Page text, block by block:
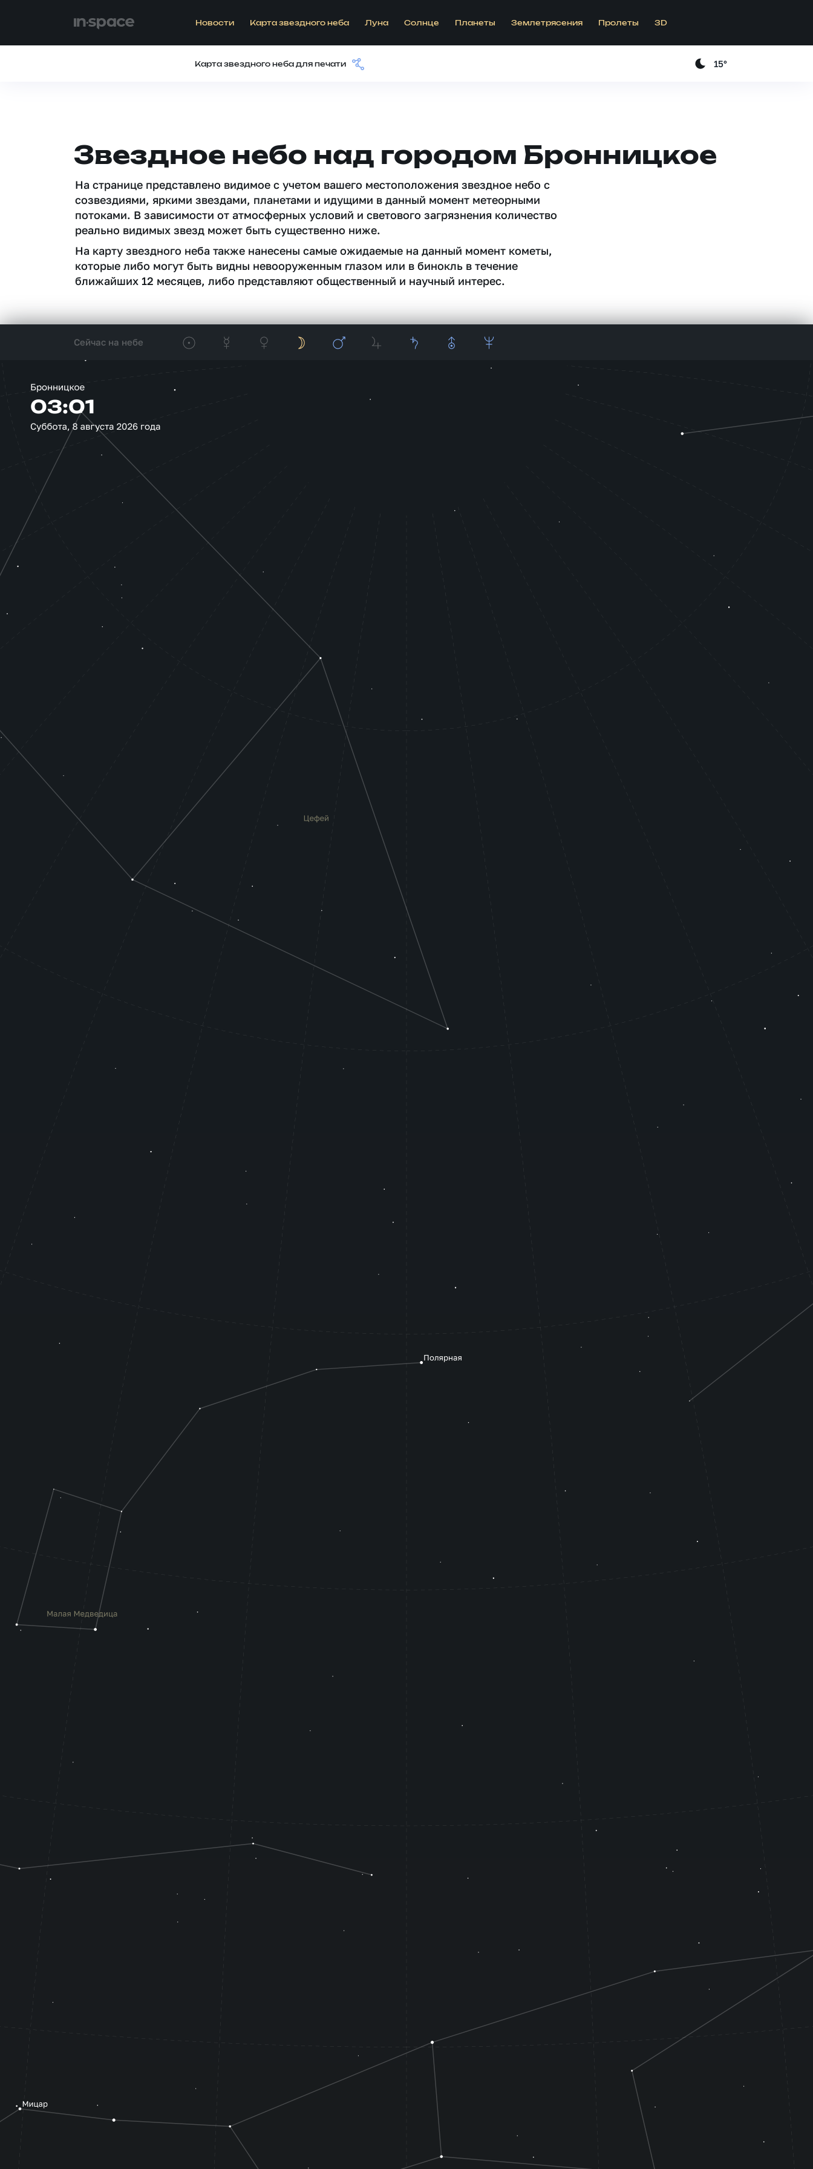
Новости Карта звездного неба Луна Солнце Планеты Землетрясения Пролеты 3D
Карта звездного неба для печати 15°
Звездное небо над городом Бронницкое
На странице представлено видимое c учетом вашего местоположения звездное небо c
созвездиями, яркими звездами, планетами и идущими в данный момент метеорными
потоками. В зависимости от атмосферных условий и светового загрязнения количество
реально видимых звезд может быть существенно ниже.
На карту звездного неба также нанесены самые ожидаемые на данный момент кометы,
которые либо могут быть видны невооруженным глазом или в бинокль в течение
ближайших 12 месяцев, либо представляют общественный и научный интерес.
Сейчас на небе